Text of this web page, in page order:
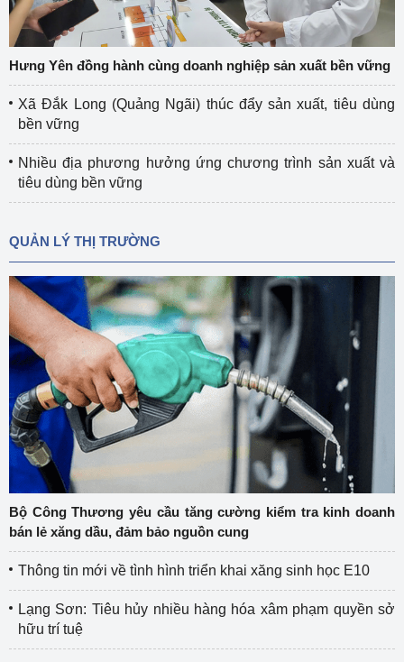
Hưng Yên đồng hành cùng doanh nghiệp sản xuất bền vững
Xã Đắk Long (Quảng Ngãi) thúc đẩy sản xuất, tiêu dùng
bền vững
Nhiều địa phương hưởng ứng chương trình sản xuất và
tiêu dùng bền vững
QUẢN LÝ THỊ TRƯỜNG
Bộ Công Thương yêu cầu tăng cường kiểm tra kinh doanh
bán lẻ xăng dầu, đảm bảo nguồn cung
Thông tin mới về tình hình triển khai xăng sinh học E10
Lạng Sơn: Tiêu hủy nhiều hàng hóa xâm phạm quyền sở
hữu trí tuệ